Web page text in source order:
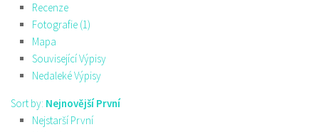
Recenze
Fotografie (1)
Mapa
Související Výpisy
Nedaleké Výpisy
Sort by: Nejnovější První
Nejstarší První